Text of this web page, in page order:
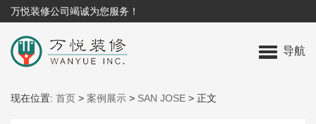
万悦装修公司竭诚为您服务！
导航
现在位置: 首页 > 案例展示 > SAN JOSE > 正文